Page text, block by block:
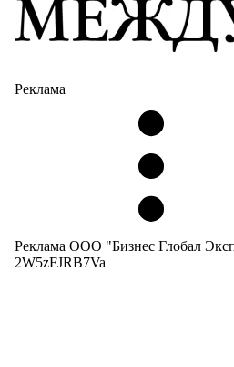
Реклама
Реклама ООО "Бизнес Глобал
2W5zFJRB7Va